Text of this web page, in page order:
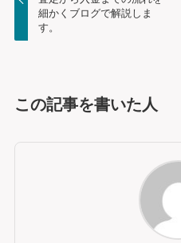
細かくブログで解説しま
す。
この記事を書いた人